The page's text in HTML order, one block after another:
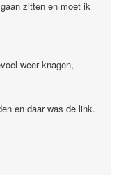
zitten en moet ik
weer knagen,
en daar was de link.